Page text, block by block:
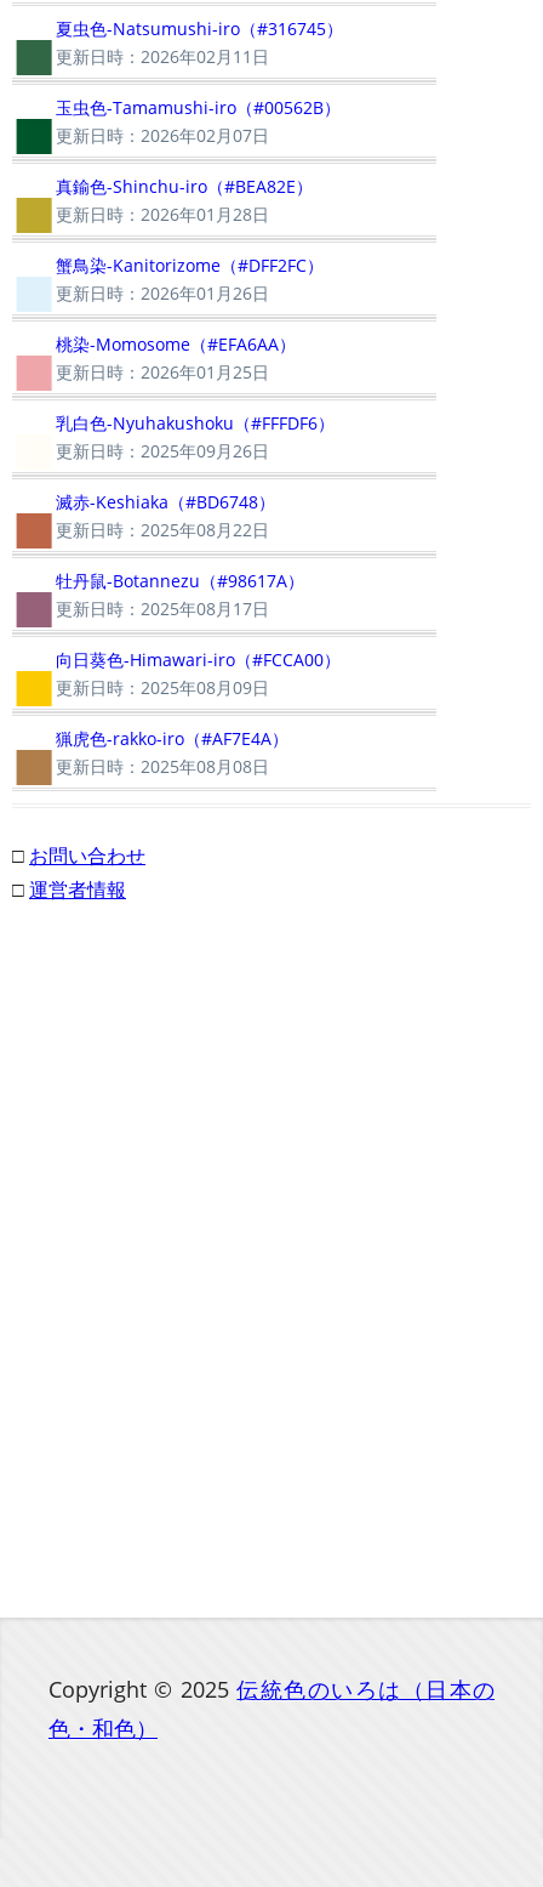
■夏虫色-Natsumushi-iro（#316745）
更新日時：2026年02月11日
■玉虫色-Tamamushi-iro（#00562B）
更新日時：2026年02月07日
■真鍮色-Shinchu-iro（#BEA82E）
更新日時：2026年01月28日
■蟹鳥染-Kanitorizome（#DFF2FC）
更新日時：2026年01月26日
■桃染-Momosome（#EFA6AA）
更新日時：2026年01月25日
■乳白色-Nyuhakushoku（#FFFDF6）
更新日時：2025年09月26日
■滅赤-Keshiaka（#BD6748）
更新日時：2025年08月22日
■牡丹鼠-Botannezu（#98617A）
更新日時：2025年08月17日
■向日葵色-Himawari-iro（#FCCA00）
更新日時：2025年08月09日
■猟虎色-rakko-iro（#AF7E4A）
更新日時：2025年08月08日
□ お問い合わせ
□運営者情報
Copyright © 2025伝統色のいろは（日本の
色・和色）